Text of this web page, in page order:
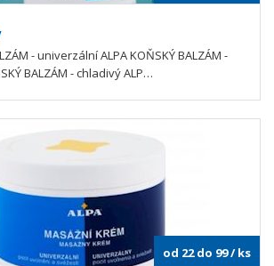
- univerzální ALPA KOŇSKÝ BALZÁM -
BALZÁM - chladivý ALP…
od 22 do 99/ ks